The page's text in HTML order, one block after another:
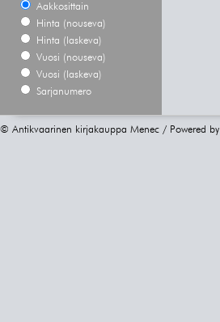
Aakkosittain
Hinta (nouseva)
Hinta (laskeva)
Vuosi (nouseva)
Vuosi (laskeva)
Sarjanumero
© Antikvaarinen kirjakauppa Menec / Powered by